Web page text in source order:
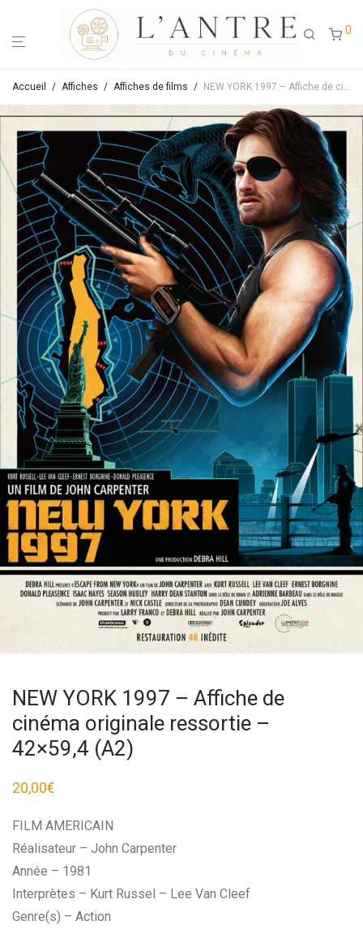
0
Accueil / Affiches / Affiches de films / NEW YORK 1997 – Affiche de cinéma originale ressortie – 42×59,4 (A2)
NEW YORK 1997 – Affiche de
cinéma originale ressortie –
42×59,4 (A2)
20,00€
FILM AMERICAIN
Réalisateur – John Carpenter
Année – 1981
Interprètes – Kurt Russel – Lee Van Cleef
Genre(s) – Action